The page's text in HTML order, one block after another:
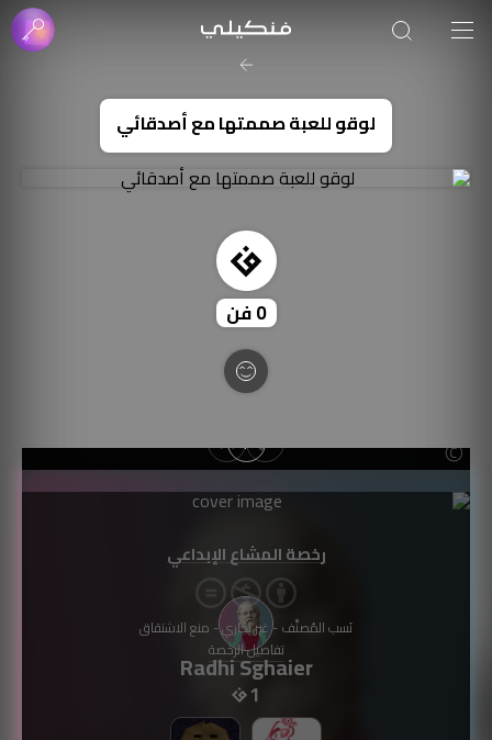
لوقو للعبة صممتها مع أصدقائي
0فن
Radhi Sghaier
1
رخصة المشاع الإبداعي
نَسب المُصنَّف - غير تجاري - منع الاشتقاق
تفاصيل الرخصة
صورة الغلاف من فن
SOUFIANE Abid